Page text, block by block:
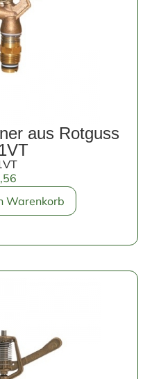
aus Rotguss
Warenkorb